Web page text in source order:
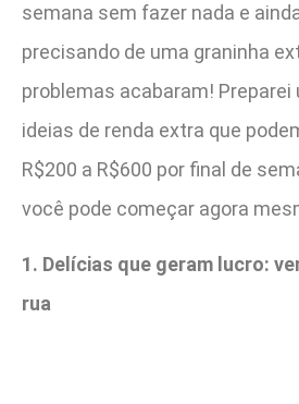
semana sem fazer nada e
precisando de uma graninha
problemas acabaram!
ideias de renda extra que
R$200 a R$600 por final de
você pode começar agora
1. Delícias que geram lucro:
rua